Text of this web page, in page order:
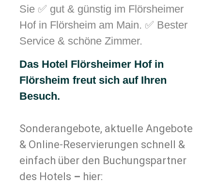
Sie ✅ gut & günstig im Flörsheimer
Hof in Flörsheim am Main. ✅ Bester
Service & schöne Zimmer.
Das Hotel Flörsheimer Hof in
Flörsheim freut sich auf Ihren
Besuch.
Sonderangebote, aktuelle Angebote
& Online-Reservierungen schnell &
einfach über den Buchungspartner
des Hotels – hier: